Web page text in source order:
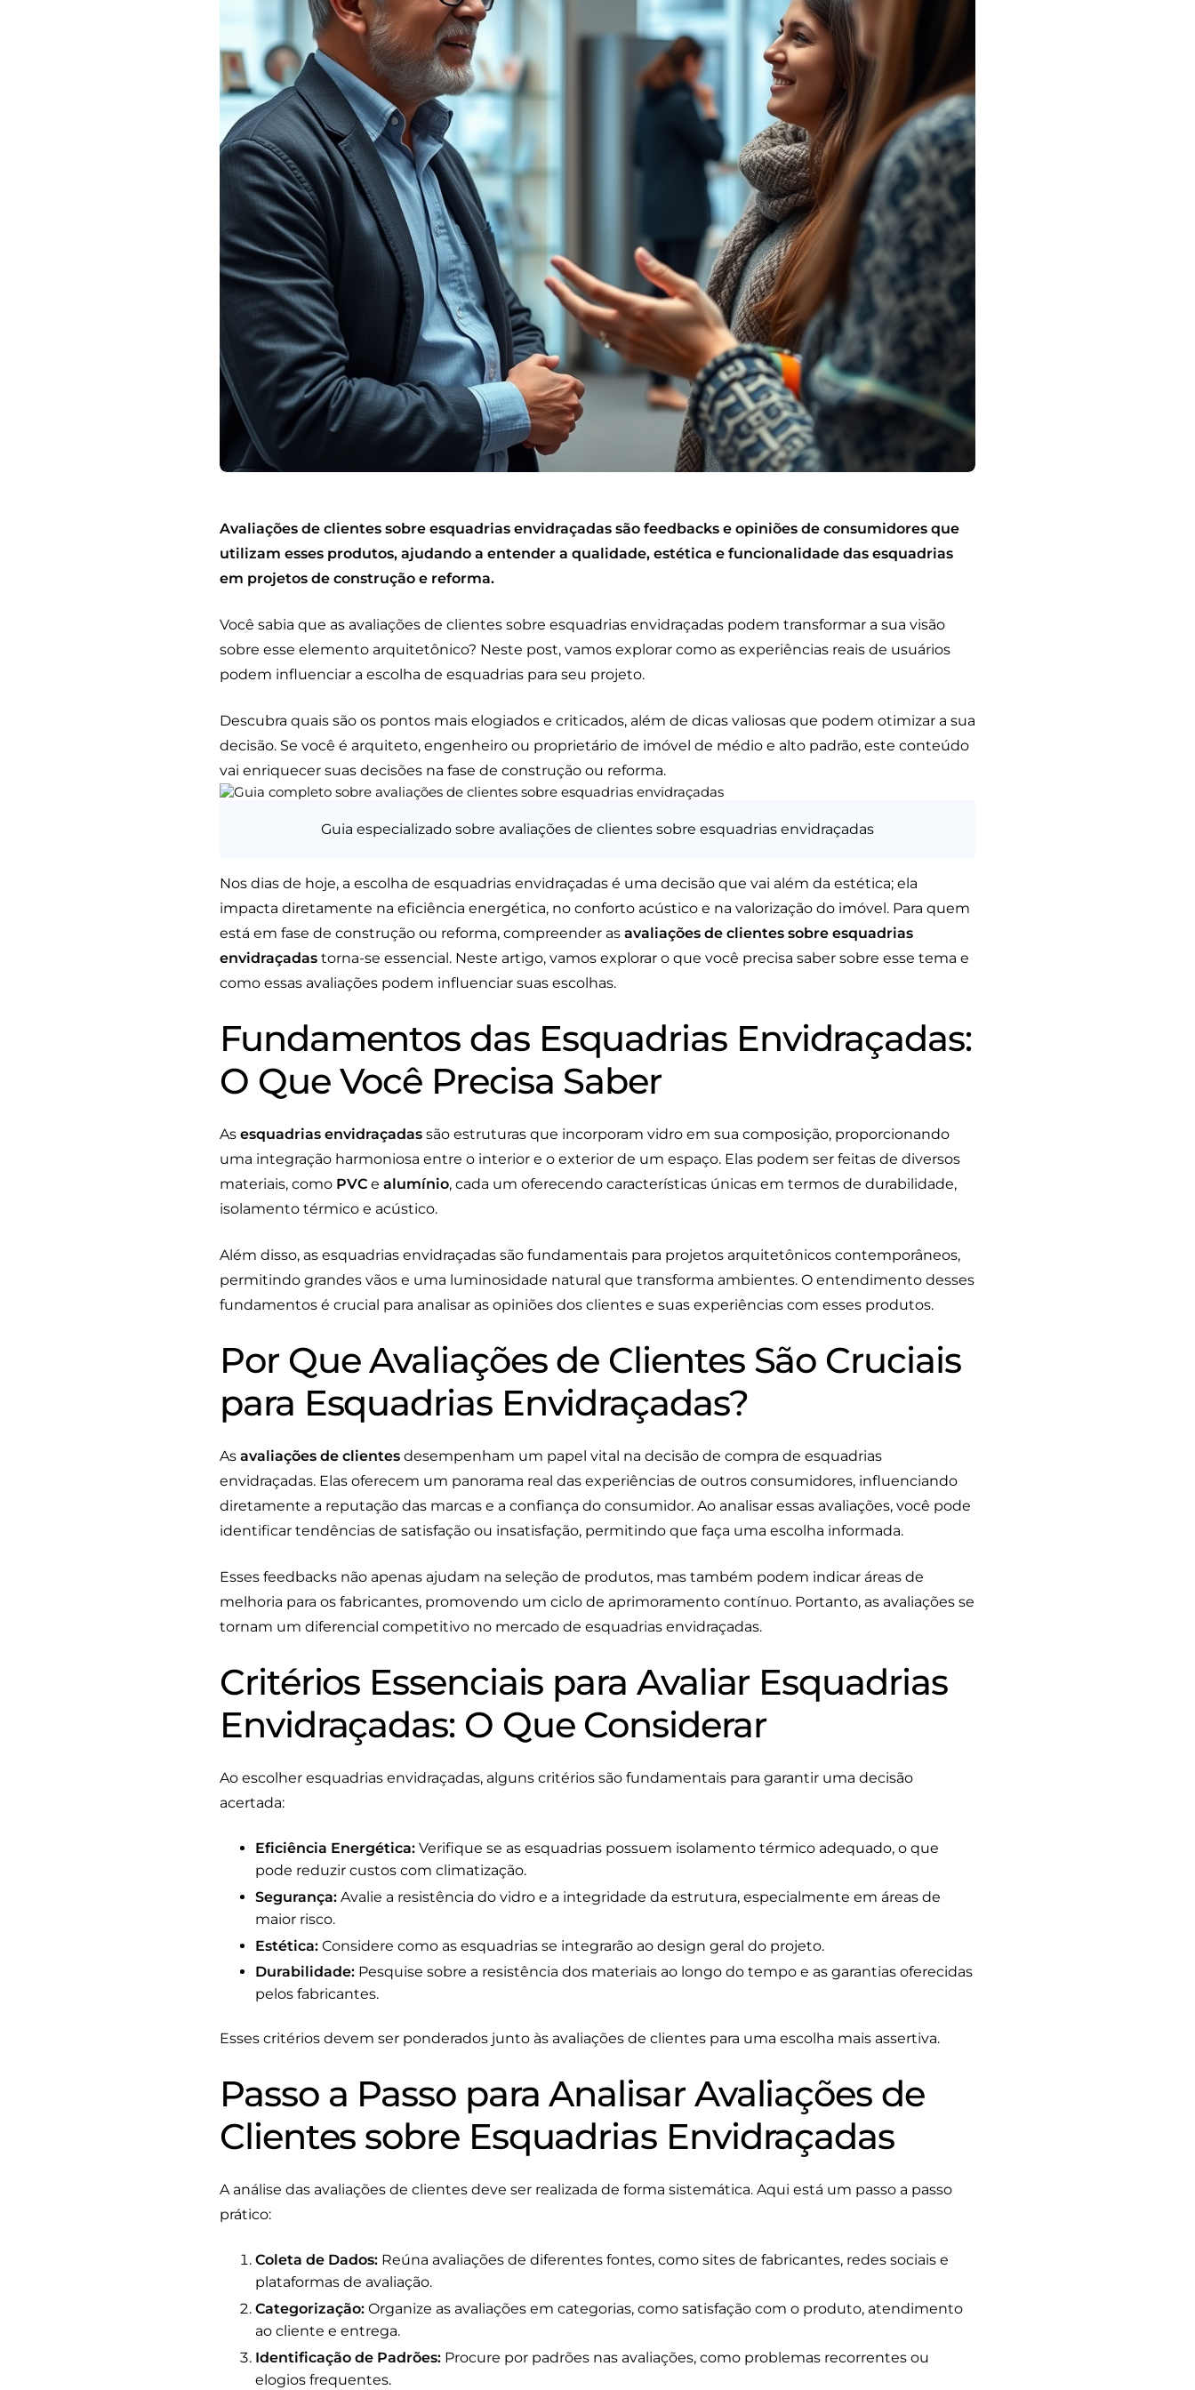
Avaliações de clientes sobre esquadrias envidraçadas são feedbacks e opiniões de consumidores que
utilizam esses produtos, ajudando a entender a qualidade, estética e funcionalidade das esquadrias
em projetos de construção e reforma.
Você sabia que as avaliações de clientes sobre esquadrias envidraçadas podem transformar a sua visão
sobre esse elemento arquitetônico? Neste post, vamos explorar como as experiências reais de usuários
podem influenciar a escolha de esquadrias para seu projeto.
Descubra quais são os pontos mais elogiados e criticados, além de dicas valiosas que podem otimizar a sua
decisão. Se você é arquiteto, engenheiro ou proprietário de imóvel de médio e alto padrão, este conteúdo
vai enriquecer suas decisões na fase de construção ou reforma.
Guia especializado sobre avaliações de clientes sobre esquadrias envidraçadas
Nos dias de hoje, a escolha de esquadrias envidraçadas é uma decisão que vai além da estética; ela
impacta diretamente na eficiência energética, no conforto acústico e na valorização do imóvel. Para quem
está em fase de construção ou reforma, compreender as avaliações de clientes sobre esquadrias
envidraçadas torna-se essencial. Neste artigo, vamos explorar o que você precisa saber sobre esse tema e
como essas avaliações podem influenciar suas escolhas.
Fundamentos das Esquadrias Envidraçadas:
O Que Você Precisa Saber
As esquadrias envidraçadas são estruturas que incorporam vidro em sua composição, proporcionando
uma integração harmoniosa entre o interior e o exterior de um espaço. Elas podem ser feitas de diversos
materiais, como PVC e alumínio, cada um oferecendo características únicas em termos de durabilidade,
isolamento térmico e acústico.
Além disso, as esquadrias envidraçadas são fundamentais para projetos arquitetônicos contemporâneos,
permitindo grandes vãos e uma luminosidade natural que transforma ambientes. O entendimento desses
fundamentos é crucial para analisar as opiniões dos clientes e suas experiências com esses produtos.
Por Que Avaliações de Clientes São Cruciais
para Esquadrias Envidraçadas?
As avaliações de clientes desempenham um papel vital na decisão de compra de esquadrias
envidraçadas. Elas oferecem um panorama real das experiências de outros consumidores, influenciando
diretamente a reputação das marcas e a confiança do consumidor. Ao analisar essas avaliações, você pode
identificar tendências de satisfação ou insatisfação, permitindo que faça uma escolha informada.
Esses feedbacks não apenas ajudam na seleção de produtos, mas também podem indicar áreas de
melhoria para os fabricantes, promovendo um ciclo de aprimoramento contínuo. Portanto, as avaliações se
tornam um diferencial competitivo no mercado de esquadrias envidraçadas.
Critérios Essenciais para Avaliar Esquadrias
Envidraçadas: O Que Considerar
Ao escolher esquadrias envidraçadas, alguns critérios são fundamentais para garantir uma decisão
acertada:
Eficiência Energética: Verifique se as esquadrias possuem isolamento térmico adequado, o que
pode reduzir custos com climatização.
Segurança: Avalie a resistência do vidro e a integridade da estrutura, especialmente em áreas de
maior risco.
Estética: Considere como as esquadrias se integrarão ao design geral do projeto.
Durabilidade: Pesquise sobre a resistência dos materiais ao longo do tempo e as garantias oferecidas
pelos fabricantes.
Esses critérios devem ser ponderados junto às avaliações de clientes para uma escolha mais assertiva.
Passo a Passo para Analisar Avaliações de
Clientes sobre Esquadrias Envidraçadas
A análise das avaliações de clientes deve ser realizada de forma sistemática. Aqui está um passo a passo
prático:
Coleta de Dados: Reúna avaliações de diferentes fontes, como sites de fabricantes, redes sociais e
plataformas de avaliação.
Categorização: Organize as avaliações em categorias, como satisfação com o produto, atendimento
ao cliente e entrega.
Identificação de Padrões: Procure por padrões nas avaliações, como problemas recorrentes ou
elogios frequentes.